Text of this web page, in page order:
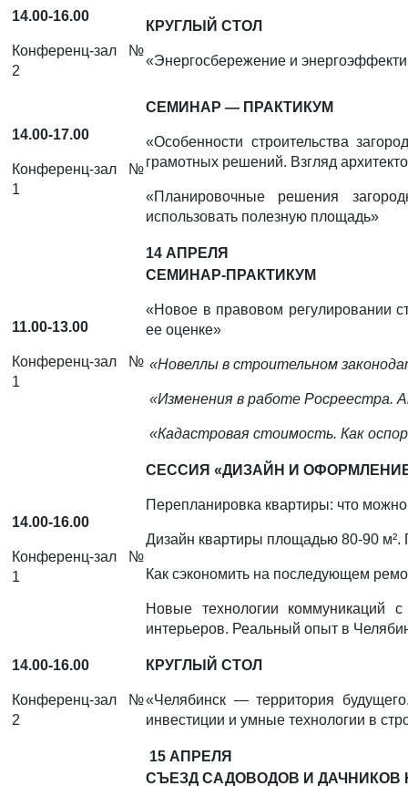
14.00-16.00
Конференц-зал №
2
КРУГЛЫЙ СТОЛ
«Энергосбережение и
14.00-17.00
Конференц-зал №
1
СЕМИНАР — ПРАКТИКУМ
«Особенности строительства
грамотных решений. Взгляд
«Планировочные решения
использовать полезную площадь»
14 АПРЕЛЯ
11.00-13.00
Конференц-зал №
1
СЕМИНАР-ПРАКТИКУМ
«Новое в правовом регулировании
ее оценке»
«Новеллы в строительном
«Изменения в работе Росреестра.
«Кадастровая стоимость. Как
14.00-16.00
Конференц-зал №
1
СЕССИЯ «ДИЗАЙН И
Перепланировка квартиры: что
Дизайн квартиры площадью 80-90
Как сэкономить на последующем
Новые технологии коммуникаций
интерьеров. Реальный опыт в
14.00-16.00
Конференц-зал №
2
КРУГЛЫЙ СТОЛ
«Челябинск — территория
инвестиции и умные технологии в
15 АПРЕЛЯ
СЪЕЗД САДОВОДОВ И ДАЧНИКОВ